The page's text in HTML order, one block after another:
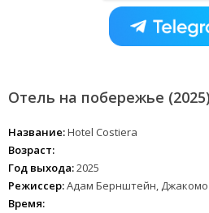
Отель на побережье (2025)
Название:Hotel Costiera
Возраст:
Год выхода:2025
Режиссер:Адам Бернштейн,
Время: